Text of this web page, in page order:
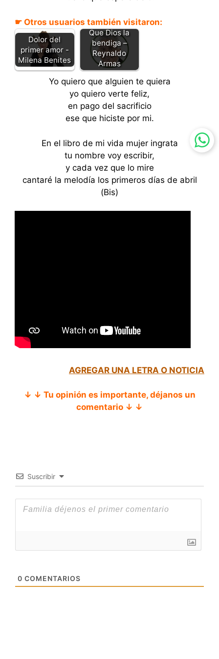
☛ Otros usuarios también visitaron:
Dolor del
primer amor -
Milena Benites
Que Dios la
bendiga –
Reynaldo
Armas
Yo quiero que alguien te quiera
yo quiero verte feliz,
en pago del sacrificio
ese que hiciste por mi.
En el libro de mi vida mujer ingrata
tu nombre voy escribir,
y cada vez que lo mire
cantaré la melodía los primeros días de abril
(Bis)
AGREGAR UNA LETRA O NOTICIA
↓ ↓ Tu opinión es importante, déjanos un
comentario ↓ ↓
Suscribir
0 COMENTARIOS